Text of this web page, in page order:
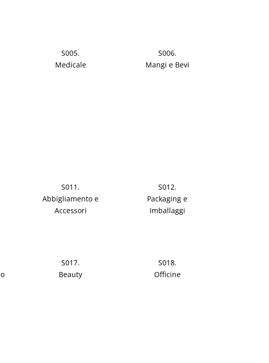
S005.
Medicale
S006.
Mangi e Bevi
S011.
Abbigliamento e
Accessori
S012.
Packaging e
Imballaggi
S017.
Beauty
S018.
Officine